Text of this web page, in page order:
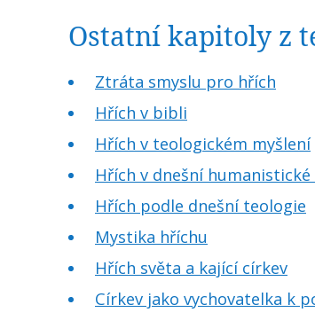
Ostatní kapitoly z
Ztráta smyslu pro hřích
Hřích v bibli
Hřích v teologickém myšlení
Hřích v dnešní
Hřích podle dnešní teologie
Mystika hříchu
Hřích světa a kající církev
Církev jako vychovatelka k